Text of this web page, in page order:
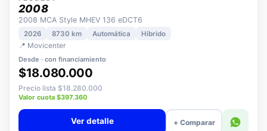
PEUGEOT
2008
2008 MCA Style MHEV 136 eDCT6
2026 8730 km
📍 Movicenter
Desde · con financiamiento
$18.080.000
Precio lista $18.280.000
Valor cuota $397.360